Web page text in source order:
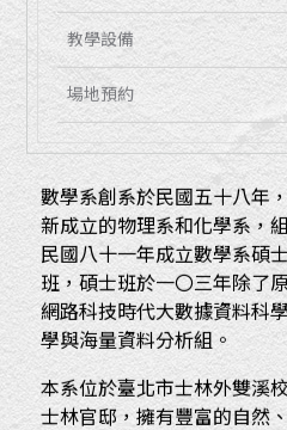
教學設備
場地預約
數學系創系於民國五十八年
新成立的物理系和化學系，
民國八十一年成立數學系碩
班，碩士班於一〇三年除了
網路科技時代大數據資料科
學與海量資料分析組。
本系位於臺北市士林外雙溪
士林官邸，擁有豐富的自然